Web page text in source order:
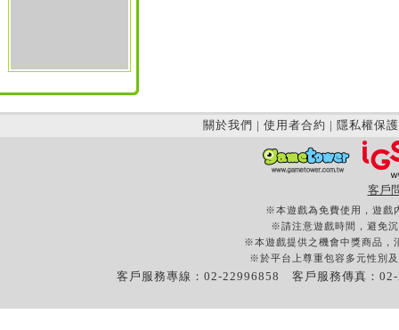
關於我們 | 使用者合約 | 隱私權保護
客戶
※本遊戲為免費使用，遊戲
※請注意遊戲時間，避免
※本遊戲提供之機會中獎商品，
※於平台上尊重包容多元性別
客戶服務專線：02-22996858 客戶服務傳真：